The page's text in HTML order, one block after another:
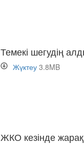
Темекі шегудің
Жүктеу 3.8MB
ЖКО кезінде